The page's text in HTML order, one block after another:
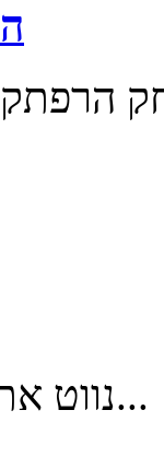
נווט את האניה שלך דרך...